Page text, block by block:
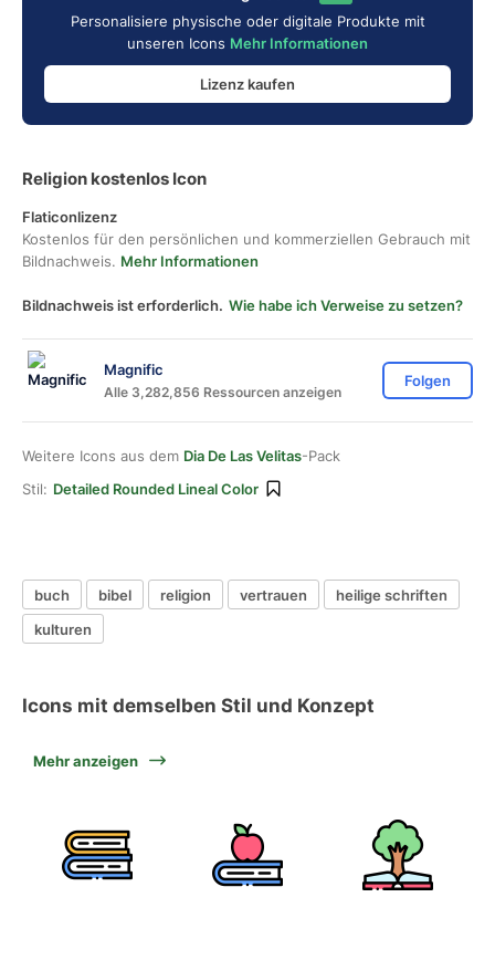
Personalisiere physische oder digitale Produkte mit
unseren Icons Mehr Informationen
Lizenz kaufen
Religion kostenlos Icon
Flaticonlizenz
Kostenlos für den persönlichen und kommerziellen Gebrauch mit
Bildnachweis. Mehr Informationen
Bildnachweis ist erforderlich. Wie habe ich Verweise zu setzen?
Magnific
Alle 3,282,856 Ressourcen anzeigen
Folgen
Weitere Icons aus dem Dia De Las Velitas-Pack
Stil: Detailed Rounded Lineal Color
buch bibel religion vertrauen
heilige schriften
kulturen
Icons mit demselben Stil und Konzept
Mehr anzeigen